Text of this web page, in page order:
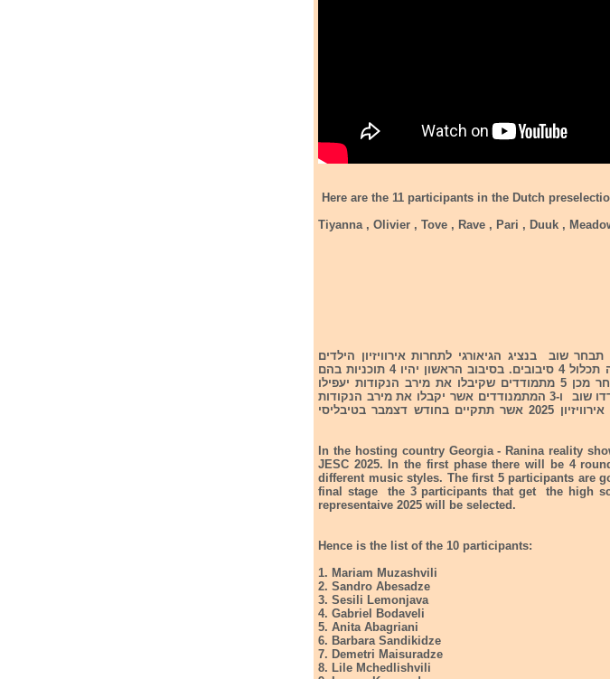
Here are the 11 participants in the Dutch
Tiyanna , Olivier , Tove , Rave , Pari , Duuk ,
שוב בנציג הגיאורגי לתחרות אירוויזיון הילדים
2025. 10 מתמודדים בתוכנית . תוכנית הריאלטי רנינה תכלול 4 סיבובים. בסיבוב הראשון יהיו 4 תוכניות בהם
המתמודדים ישירו בכל תוכנית בסגנון שירה שונה. לאחר מכן 5 מתמודדים שקיבלו את מירב הנקודות יעפילו
לשלב חצי הגמר. בשלב חצי הגמר 5 המתמודדים יתמודדו שוב ו-3 המתמנודדים אשר יקבלו את מירב הנקודות
יעפילו לשלב הגמר בה ייבחר הנציג הגיאורגי לתחרות אירוויזיון 2025 אשר תתקיים בחודש דצמבר בטיבליסי
In the hosting country Georgia - Ranina reality
JESC 2025. In the first phase there will be 4
different music styles. The first 5 participants are
final stage the 3 participants that get the high
representaive 2025 will be selected.
Hence is the list of the 10 participants:
1. Mariam Muzashvili
2. Sandro Abesadze
3. Sesili Lemonjava
4. Gabriel Bodaveli
5. Anita Abagriani
6. Barbara Sandikidze
7. Demetri Maisuradze
8. Lile Mchedlishvili